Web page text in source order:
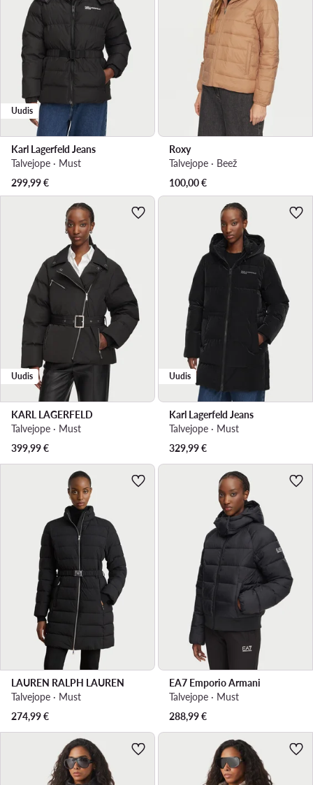
Uudis
Karl Lagerfeld Jeans
Talvejope · Must
299,99€
Roxy
Talvejope · Beež
100,00€
Uudis
KARL LAGERFELD
Talvejope · Must
399,99€
Uudis
Karl Lagerfeld Jeans
Talvejope · Must
329,99€
LAUREN RALPH LAUREN
Talvejope · Must
274,99€
EA7 Emporio Armani
Talvejope · Must
288,99€